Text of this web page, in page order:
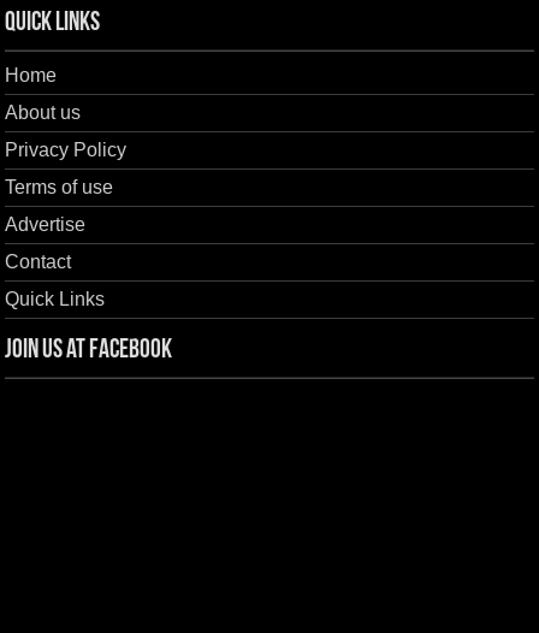
Quick Links
Home
About us
Privacy Policy
Terms of use
Advertise
Contact
Quick Links
Join us at Facebook